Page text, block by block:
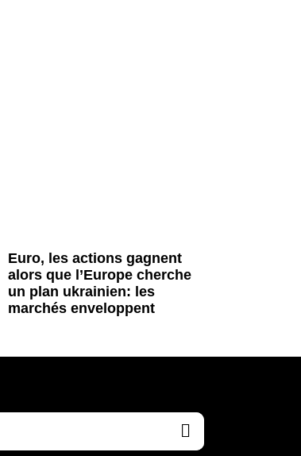
Euro, les actions gagnent
alors que l’Europe cherche
un plan ukrainien: les
marchés enveloppent